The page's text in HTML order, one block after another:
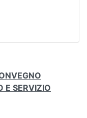
E SERVIZIO